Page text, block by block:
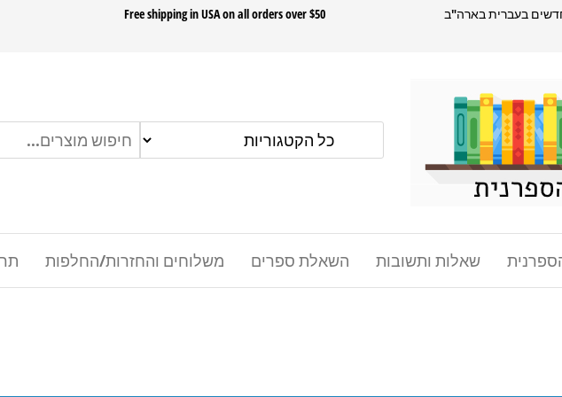
בעברית בארה"ב Free shipping in USA on all orders over $50
משלוחים והחזרות/החלפות השאלת ספרים שאלות ותשובות